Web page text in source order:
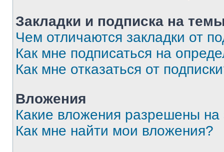
Закладки и подписка на
Чем отличаются закладки от
Как мне подписаться на
Как мне отказаться от
Вложения
Какие вложения разрешены
Как мне найти мои вложения?